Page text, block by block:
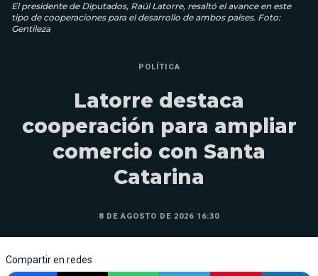
El presidente de Diputados, Raúl Latorre, resaltó el avance en este
tipo de cooperaciones para el desarrollo de ambos países. Foto:
Gentileza
POLÍTICA
Latorre destaca
cooperación para ampliar
comercio con Santa
Catarina
8 DE AGOSTO DE 2026 16:30
Compartir en redes